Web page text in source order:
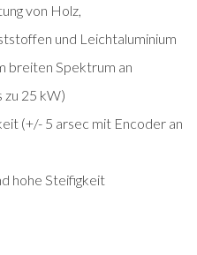
von Holz,
und Leichtaluminium
breiten Spektrum an
zu 25 kW)
(+/- 5 arsec mit Encoder an
hohe Steifigkeit